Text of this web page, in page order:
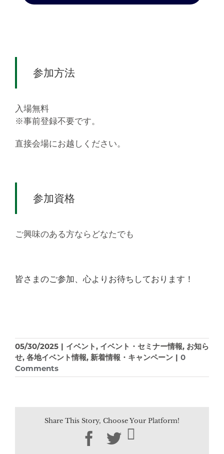
参加方法
入場無料
※事前登録不要です。
直接会場にお越しください。
参加資格
ご興味のある方ならどなたでも
皆さまのご参加、心よりお待ちしております！
05/30/2025 | イベント, イベント・セミナー情報, お知ら
せ, 各地イベント情報, 新着情報・キャンペーン | 0
Comments
Share This Story, Choose Your Platform!
Facebook
Twitter